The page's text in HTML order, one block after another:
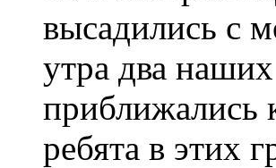
высадились с
утра два
приближались
ребята в этих